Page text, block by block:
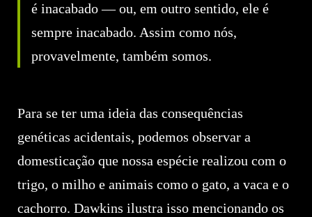
é inacabado — ou, em outro sentido, ele é
sempre inacabado. Assim como nós,
provavelmente, também somos.
Para se ter uma ideia das consequências
genéticas acidentais, podemos observar a
domesticação que nossa espécie realizou com o
trigo, o milho e animais como o gato, a vaca e o
cachorro. Dawkins ilustra isso mencionando os